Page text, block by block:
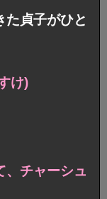
た貞子がひと
け)
チャーシュ